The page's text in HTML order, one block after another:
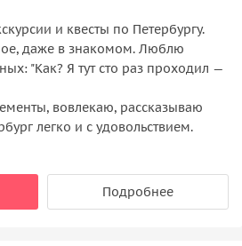
и квесты по Петербургу.
даже в знакомом. Люблю
"Как? Я тут сто раз проходил —
вовлекаю, рассказываю
легко и с удовольствием.
Подробнее